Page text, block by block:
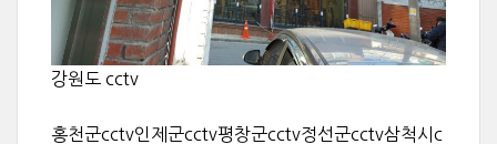
강원도 cctv
홍천군cctv인제군cctv평창군cctv정선군cctv삼척시c